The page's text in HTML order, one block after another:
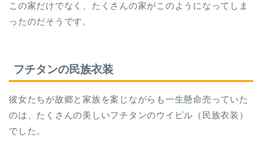
この家だけでなく、たくさんの家がこのようになってしま
ったのだそうです。
フチタンの民族衣装
彼女たちが故郷と家族を案じながらも一生懸命売っていた
のは、たくさんの美しいフチタンのウイピル（民族衣装）
でした。